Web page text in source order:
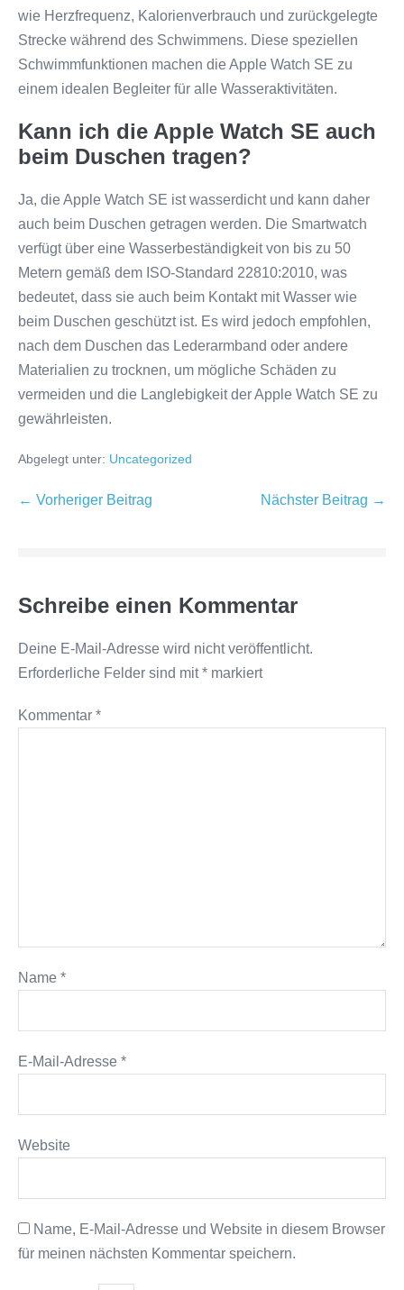
wie Herzfrequenz, Kalorienverbrauch und zurückgelegte
Strecke während des Schwimmens. Diese speziellen
Schwimmfunktionen machen die Apple Watch SE zu
einem idealen Begleiter für alle Wasseraktivitäten.
Kann ich die Apple Watch SE auch
beim Duschen tragen?
Ja, die Apple Watch SE ist wasserdicht und kann daher
auch beim Duschen getragen werden. Die Smartwatch
verfügt über eine Wasserbeständigkeit von bis zu 50
Metern gemäß dem ISO-Standard 22810:2010, was
bedeutet, dass sie auch beim Kontakt mit Wasser wie
beim Duschen geschützt ist. Es wird jedoch empfohlen,
nach dem Duschen das Lederarmband oder andere
Materialien zu trocknen, um mögliche Schäden zu
vermeiden und die Langlebigkeit der Apple Watch SE zu
gewährleisten.
Abgelegt unter: Uncategorized
Beitragsnavigation
← Vorheriger Beitrag Nächster Beitrag →
Schreibe einen Kommentar
Deine E-Mail-Adresse wird nicht veröffentlicht.
Erforderliche Felder sind mit* markiert
Kommentar *
Name *
E-Mail-Adresse *
Website
Name, E-Mail-Adresse und Website in diesem Browser
für meinen nächsten Kommentar speichern.